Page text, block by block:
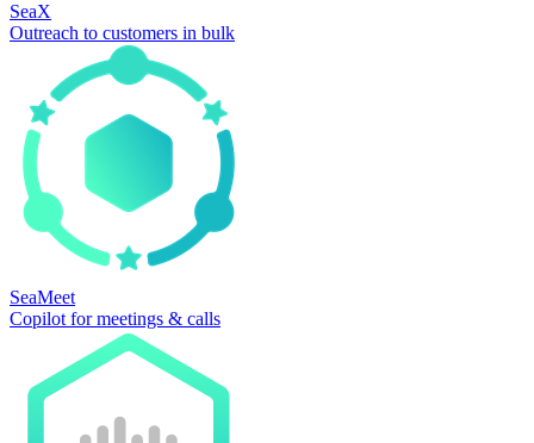
SeaX
Outreach to customers in bulk
SeaMeet
Copilot for meetings & calls